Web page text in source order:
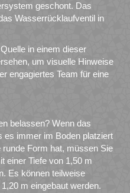
geschont. Das
Wasserrücklaufventil in
in einem dieser
um visuelle Hinweise
engagiertes Team für eine
belassen? Wenn das
es immer im Boden platziert
Form hat, müssen Sie
einer Tiefe von 1,50 m
Es können teilweise
m eingebaut werden.